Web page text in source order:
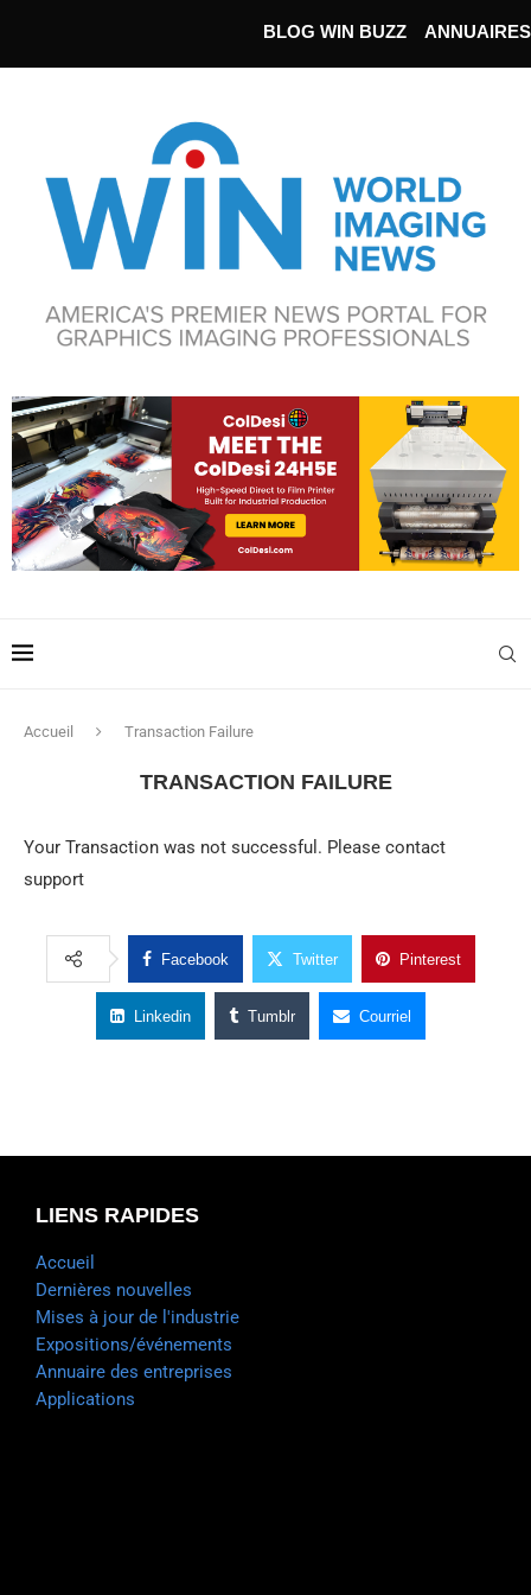
BLOG WIN BUZZ ANNUAIRES
Accueil Transaction Failure
TRANSACTION FAILURE
Your Transaction was not successful. Please contact
support
Facebook Twitter Pinterest
Linkedin Tumblr Courriel
LIENS RAPIDES
Accueil
Dernières nouvelles
Mises à jour de l'industrie
Expositions/événements
Annuaire des entreprises
Applications